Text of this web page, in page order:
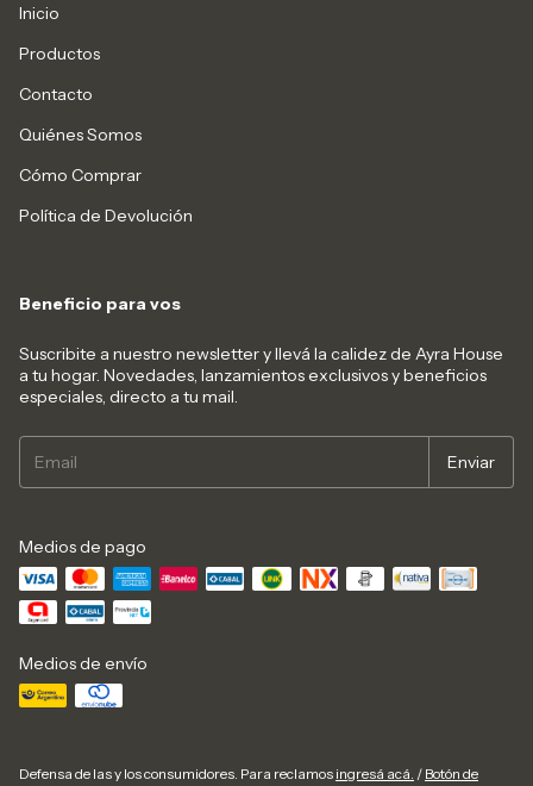
Inicio
Productos
Contacto
Quiénes Somos
Cómo Comprar
Política de Devolución
Beneficio para vos
Suscribite a nuestro newsletter y llevá la calidez de Ayra House
a tu hogar. Novedades, lanzamientos exclusivos y beneficios
especiales, directo a tu mail.
Medios de pago
Medios de envío
Defensa de las y los consumidores. Para reclamos ingresá acá. / Botón de